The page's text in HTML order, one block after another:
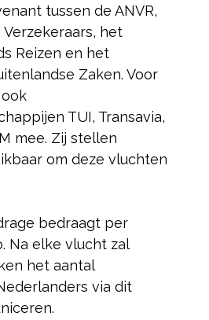
tussen de ANVR,
het
Reizen en het
Zaken. Voor
TUI, Transavia,
mee. Zij stellen
om deze vluchten
bedraagt per
Na elke vlucht zal
het aantal
via dit